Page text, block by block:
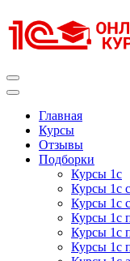
к
содержимому
Главная
Курсы
Отзывы
Подборки
Курсы 1с
Курсы 1с
Курсы 1с
Курсы 1с
Курсы 1с
Курсы 1с